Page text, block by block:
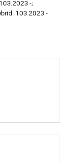
-;
103.2023 -